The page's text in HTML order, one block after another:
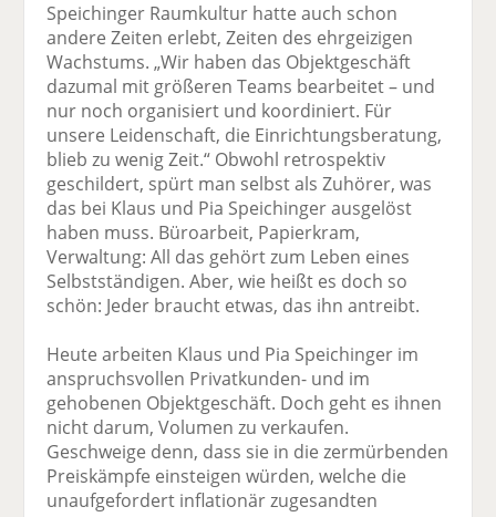
Speichinger Raumkultur hatte auch schon
andere Zeiten erlebt, Zeiten des ehrgeizigen
Wachstums. „Wir haben das Objektgeschäft
dazumal mit größeren Teams bearbeitet – und
nur noch organisiert und koordiniert. Für
unsere Leidenschaft, die Einrichtungsberatung,
blieb zu wenig Zeit.“ Obwohl retrospektiv
geschildert, spürt man selbst als Zuhörer, was
das bei Klaus und Pia Speichinger ausgelöst
haben muss. Büroarbeit, Papierkram,
Verwaltung: All das gehört zum Leben eines
Selbstständigen. Aber, wie heißt es doch so
schön: Jeder braucht etwas, das ihn antreibt.
Heute arbeiten Klaus und Pia Speichinger im
anspruchsvollen Privatkunden- und im
gehobenen Objektgeschäft. Doch geht es ihnen
nicht darum, Volumen zu verkaufen.
Geschweige denn, dass sie in die zermürbenden
Preiskämpfe einsteigen würden, welche die
unaufgefordert inflationär zugesandten